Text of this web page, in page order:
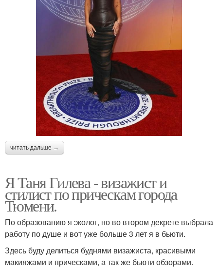
читать дальше →
Я Таня Гилева - визажист и
стилист по прическам города
Тюмени.
По образованию я эколог, но во втором декрете выбрала
работу по душе и вот уже больше 3 лет я в бьюти.
Здесь буду делиться буднями визажиста, красивыми
макияжами и прическами, а так же бьюти обзорами.